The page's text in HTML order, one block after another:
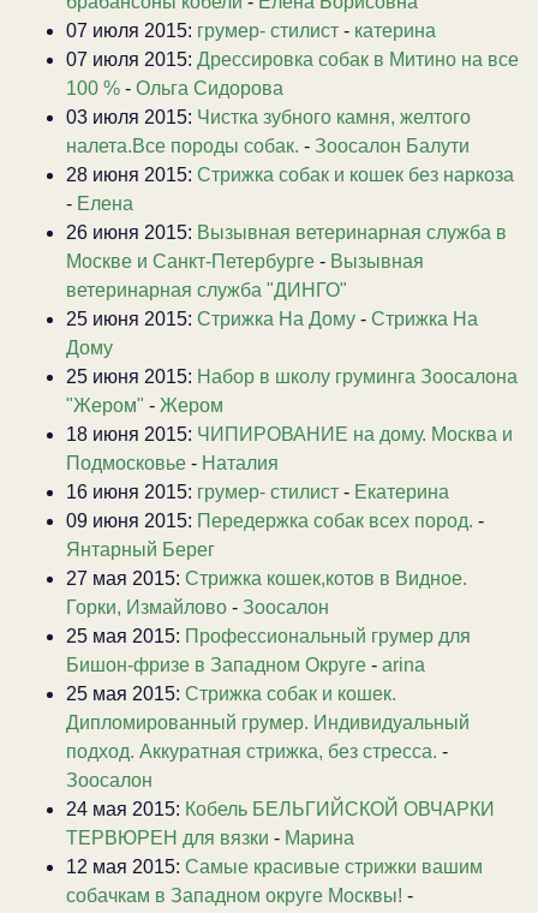
07 июля 2015: грумер- стилист - катерина
07 июля 2015: Дрессировка собак в Митино на все
100 % - Ольга Сидорова
03 июля 2015: Чистка зубного камня, желтого
налета.Все породы собак. - Зоосалон Балути
28 июня 2015: Стрижка собак и кошек без наркоза
- Елена
26 июня 2015: Вызывная ветеринарная служба в
Москве и Санкт-Петербурге - Вызывная
ветеринарная служба "ДИНГО"
25 июня 2015: Стрижка На Дому - Стрижка На
Дому
25 июня 2015: Набор в школу груминга Зоосалона
"Жером" - Жером
18 июня 2015: ЧИПИРОВАНИЕ на дому. Москва и
Подмосковье - Наталия
16 июня 2015: грумер- стилист - Екатерина
09 июня 2015: Передержка собак всех пород. -
Янтарный Берег
27 мая 2015: Стрижка кошек,котов в Видное.
Горки, Измайлово - Зоосалон
25 мая 2015: Профессиональный грумер для
Бишон-фризе в Западном Округе - arina
25 мая 2015: Стрижка собак и кошек.
Дипломированный грумер. Индивидуальный
подход. Аккуратная стрижка, без стресса. -
Зоосалон
24 мая 2015: Кобель БЕЛЬГИЙСКОЙ ОВЧАРКИ
ТЕРВЮРЕН для вязки - Марина
12 мая 2015: Самые красивые стрижки вашим
собачкам в Западном округе Москвы! -